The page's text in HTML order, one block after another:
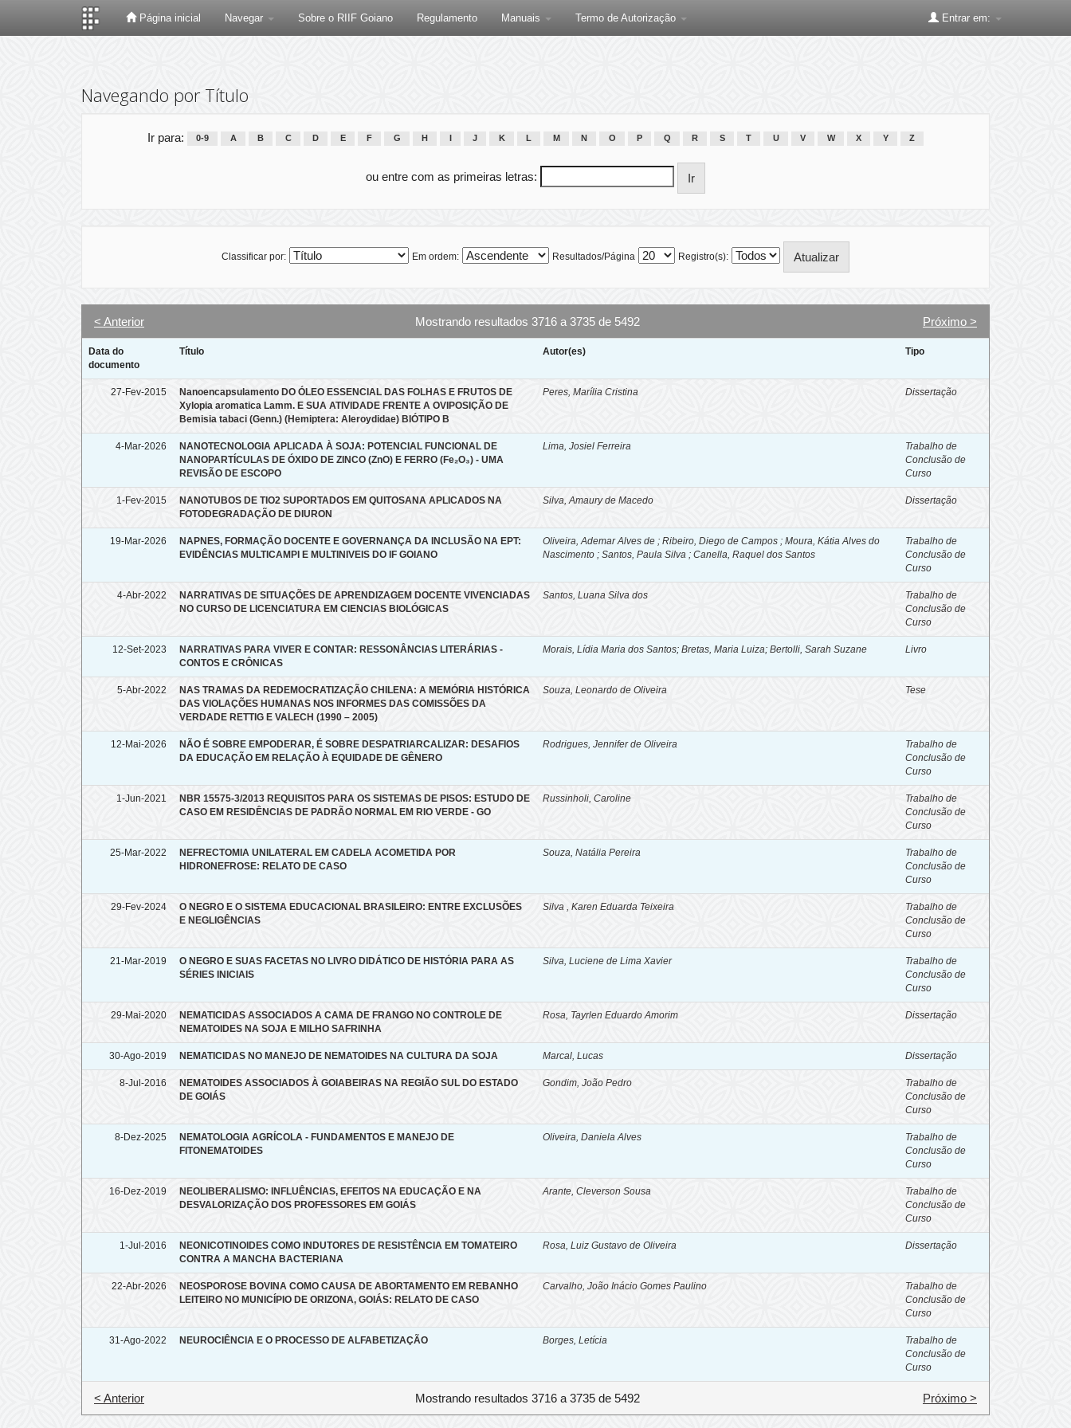
Página inicial Navegar Sobre o RIIF Goiano Regulamento Manuais Termo de Autorização Entrar em:
Navegando por Título
Ir para: 0-9 A B C D E F G H J K L M N O P Q R S T U V W X Y Z
ou entre com as primeiras letras:
Classificar por: Em ordem: Resultados/Página Registro(s):
Mostrando resultados 3716 a 3735 de 5492
< Anterior Próximo >
Data do
documento
Título Autor(es) Tipo
27-Fev-2015
Nanoencapsulamento DO ÓLEO ESSENCIAL DAS FOLHAS E FRUTOS DE
Xylopia aromatica Lamm. E SUA ATIVIDADE FRENTE A OVIPOSIÇÃO DE
Bemisia tabaci (Genn.) (Hemiptera: Aleroydidae) BIÓTIPO B
Peres, Marília Cristina Dissertação
4-Mar-2026
NANOTECNOLOGIA APLICADA À SOJA: POTENCIAL FUNCIONAL DE
NANOPARTÍCULAS DE ÓXIDO DE ZINCO (ZnO) E FERRO (Fe₂O₃) - UMA
REVISÃO DE ESCOPO
Lima, Josiel Ferreira
Trabalho de
Conclusão de
Curso
1-Fev-2015
NANOTUBOS DE TIO2 SUPORTADOS EM QUITOSANA APLICADOS NA
FOTODEGRADAÇÃO DE DIURON
Silva, Amaury de Macedo Dissertação
19-Mar-2026
NAPNES, FORMAÇÃO DOCENTE E GOVERNANÇA DA INCLUSÃO NA EPT:
EVIDÊNCIAS MULTICAMPI E MULTINIVEIS DO IF GOIANO
Oliveira, Ademar Alves de ; Ribeiro, Diego de Campos ; Moura, Kátia Alves do
Nascimento ; Santos, Paula Silva ; Canella, Raquel dos Santos
Trabalho de
Conclusão de
Curso
4-Abr-2022
NARRATIVAS DE SITUAÇÕES DE APRENDIZAGEM DOCENTE VIVENCIADAS
NO CURSO DE LICENCIATURA EM CIENCIAS BIOLÓGICAS
Santos, Luana Silva dos
Trabalho de
Conclusão de
Curso
12-Set-2023
NARRATIVAS PARA VIVER E CONTAR: RESSONÂNCIAS LITERÁRIAS -
CONTOS E CRÔNICAS
Morais, Lídia Maria dos Santos; Bretas, Maria Luiza; Bertolli, Sarah Suzane Livro
5-Abr-2022
NAS TRAMAS DA REDEMOCRATIZAÇÃO CHILENA: A MEMÓRIA HISTÓRICA
DAS VIOLAÇÕES HUMANAS NOS INFORMES DAS COMISSÕES DA
VERDADE RETTIG E VALECH (1990 – 2005)
Souza, Leonardo de Oliveira Tese
12-Mai-2026
NÃO É SOBRE EMPODERAR, É SOBRE DESPATRIARCALIZAR: DESAFIOS
DA EDUCAÇÃO EM RELAÇÃO À EQUIDADE DE GÊNERO
Rodrigues, Jennifer de Oliveira
Trabalho de
Conclusão de
Curso
1-Jun-2021
NBR 15575-3/2013 REQUISITOS PARA OS SISTEMAS DE PISOS: ESTUDO DE
CASO EM RESIDÊNCIAS DE PADRÃO NORMAL EM RIO VERDE - GO
Russinholi, Caroline
Trabalho de
Conclusão de
Curso
25-Mar-2022
NEFRECTOMIA UNILATERAL EM CADELA ACOMETIDA POR
HIDRONEFROSE: RELATO DE CASO
Souza, Natália Pereira
Trabalho de
Conclusão de
Curso
29-Fev-2024
O NEGRO E O SISTEMA EDUCACIONAL BRASILEIRO: ENTRE EXCLUSÕES
E NEGLIGÊNCIAS
Silva , Karen Eduarda Teixeira
Trabalho de
Conclusão de
Curso
21-Mar-2019
O NEGRO E SUAS FACETAS NO LIVRO DIDÁTICO DE HISTÓRIA PARA AS
SÉRIES INICIAIS
Silva, Luciene de Lima Xavier
Trabalho de
Conclusão de
Curso
29-Mai-2020
NEMATICIDAS ASSOCIADOS A CAMA DE FRANGO NO CONTROLE DE
NEMATOIDES NA SOJA E MILHO SAFRINHA
Rosa, Tayrlen Eduardo Amorim Dissertação
30-Ago-2019 NEMATICIDAS NO MANEJO DE NEMATOIDES NA CULTURA DA SOJA Marcal, Lucas Dissertação
8-Jul-2016
NEMATOIDES ASSOCIADOS À GOIABEIRAS NA REGIÃO SUL DO ESTADO
DE GOIÁS
Gondim, João Pedro
Trabalho de
Conclusão de
Curso
8-Dez-2025
NEMATOLOGIA AGRÍCOLA - FUNDAMENTOS E MANEJO DE
FITONEMATOIDES
Oliveira, Daniela Alves
Trabalho de
Conclusão de
Curso
16-Dez-2019
NEOLIBERALISMO: INFLUÊNCIAS, EFEITOS NA EDUCAÇÃO E NA
DESVALORIZAÇÃO DOS PROFESSORES EM GOIÁS
Arante, Cleverson Sousa
Trabalho de
Conclusão de
Curso
1-Jul-2016
NEONICOTINOIDES COMO INDUTORES DE RESISTÊNCIA EM TOMATEIRO
CONTRA A MANCHA BACTERIANA
Rosa, Luiz Gustavo de Oliveira Dissertação
22-Abr-2026
NEOSPOROSE BOVINA COMO CAUSA DE ABORTAMENTO EM REBANHO
LEITEIRO NO MUNICÍPIO DE ORIZONA, GOIÁS: RELATO DE CASO
Carvalho, João Inácio Gomes Paulino
Trabalho de
Conclusão de
Curso
31-Ago-2022 NEUROCIÊNCIA E O PROCESSO DE ALFABETIZAÇÃO Borges, Letícia
Trabalho de
Conclusão de
Curso
Mostrando resultados 3716 a 3735 de 5492
< Anterior Próximo >